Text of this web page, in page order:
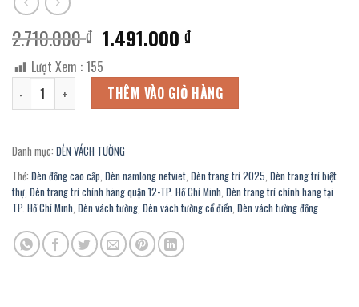
2.710.000₫ Giá
gốc
là:
2.710.000 ₫.
1.491.000₫Giá
tại
là:
1.491.000 ₫.
Lượt Xem :155
Đèn vách tường đồng VTĐ3009B-MỚI 2025 số lượng
THÊM VÀO GIỎ HÀNG
Danh mục: ĐÈN VÁCH TƯỜNG
Thẻ: Đèn đồng cao cấp, Đèn namlong netviet, Đèn trang trí 2025, Đèn trang trí biệt
thự, Đèn trang trí chính hãng quận 12-TP. Hồ Chí Minh, Đèn trang trí chính hãng tại
TP. Hồ Chí Minh, Đèn vách tường, Đèn vách tường cổ điển, Đèn vách tường đồng